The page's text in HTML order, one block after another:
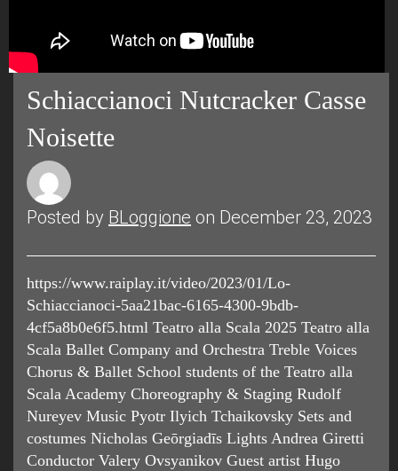
Schiaccianoci Nutcracker Casse
Noisette
Posted by BLoggione on December 23, 2023
https://www.raiplay.it/video/2023/01/Lo-
Schiaccianoci-5aa21bac-6165-4300-9bdb-
4cf5a8b0e6f5.html Teatro alla Scala 2025 Teatro alla
Scala Ballet Company and Orchestra Treble Voices
Chorus & Ballet School students of the Teatro alla
Scala Academy Choreography & Staging Rudolf
Nureyev Music Pyotr Ilyich Tchaikovsky Sets and
costumes Nicholas Geōrgiadīs Lights Andrea Giretti
Conductor Valery Ovsyanikov Guest artist Hugo